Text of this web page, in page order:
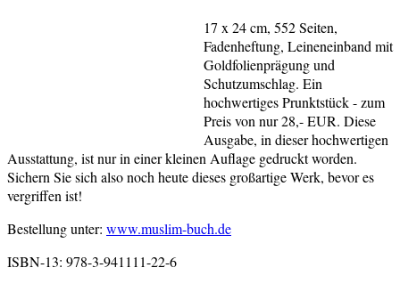
17 x 24 cm, 552 Seiten,
Fadenheftung, Leineneinband mit
Goldfolienprägung und
Schutzumschlag. Ein
hochwertiges Prunktstück - zum
Preis von nur 28,- EUR. Diese
Ausgabe, in dieser hochwertigen
Ausstattung, ist nur in einer kleinen Auflage gedruckt worden.
Sichern Sie sich also noch heute dieses großartige Werk, bevor es
vergriffen ist!
Bestellung unter: www.muslim-buch.de
ISBN-13: 978-3-941111-22-6